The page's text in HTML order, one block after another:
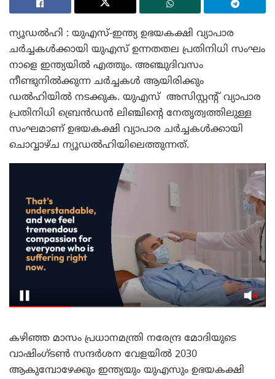
ന്യൂഡൽഹി : യുഎസ്-ഇന്ത്യ ഉഭയകക്ഷി വ്യാപാര
ചർച്ചകൾക്കായി യുഎസ് ഉന്നതതല പ്രതിനിധി സംഘം
നാളെ ഇന്ത്യയിൽ എത്തും. അഞ്ചുദിവസം
നീണ്ടുനിൽക്കുന്ന ചർച്ചകൾ ആയിരിക്കും
ഡൽഹിയിൽ നടക്കുക. യുഎസ് അസിസ്റ്റന്റ് വ്യാപാര
പ്രതിനിധി ബ്രെൻഡൻ ലിഞ്ചിന്റെ നേതൃത്വത്തിലുള്ള
സംഘമാണ് ഉഭയകക്ഷി വ്യാപാര ചർച്ചകൾക്കായി
ചൊവ്വാഴ്ച ന്യൂഡൽഹിയിലെത്തുന്നത്.
കഴിഞ്ഞ മാസം പ്രധാനമന്ത്രി നരേന്ദ്ര മോദിയുടെ
വാഷിംഗ്ടൺ സന്ദർശന വേളയിൽ 2030
ആകുമ്പോഴേക്കും ഇന്ത്യയും യുഎസും ഉഭയകക്ഷി